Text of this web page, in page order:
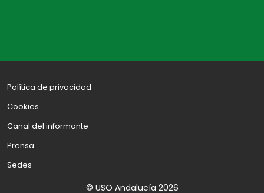
Política de privacidad
Cookies
Canal del informante
Prensa
Sedes
© USO Andalucía 2026